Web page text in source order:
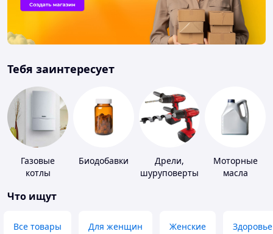
Тебя заинтересует
Газовые
котлы
Биодобавки
Дрели,
шуруповерты
Моторные
масла
Что ищут
Все товары Для женщин Женские Здоровье